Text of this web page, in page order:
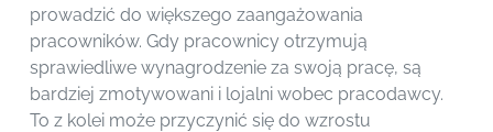
prowadzić do większego zaangażowania
pracowników. Gdy pracownicy otrzymują
sprawiedliwe wynagrodzenie za swoją pracę, są
bardziej zmotywowani i lojalni wobec pracodawcy.
To z kolei może przyczynić się do wzrostu